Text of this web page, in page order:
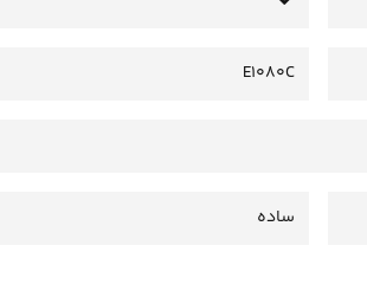
E1080C
ساده